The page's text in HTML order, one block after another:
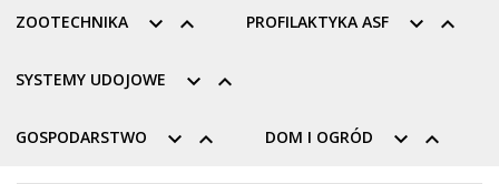
 
ZOOTECHNIKA  
PROFILAKTYKA ASF
 
SYSTEMY UDOJOWE
 
GOSPODARSTWO  
DOM I OGRÓD